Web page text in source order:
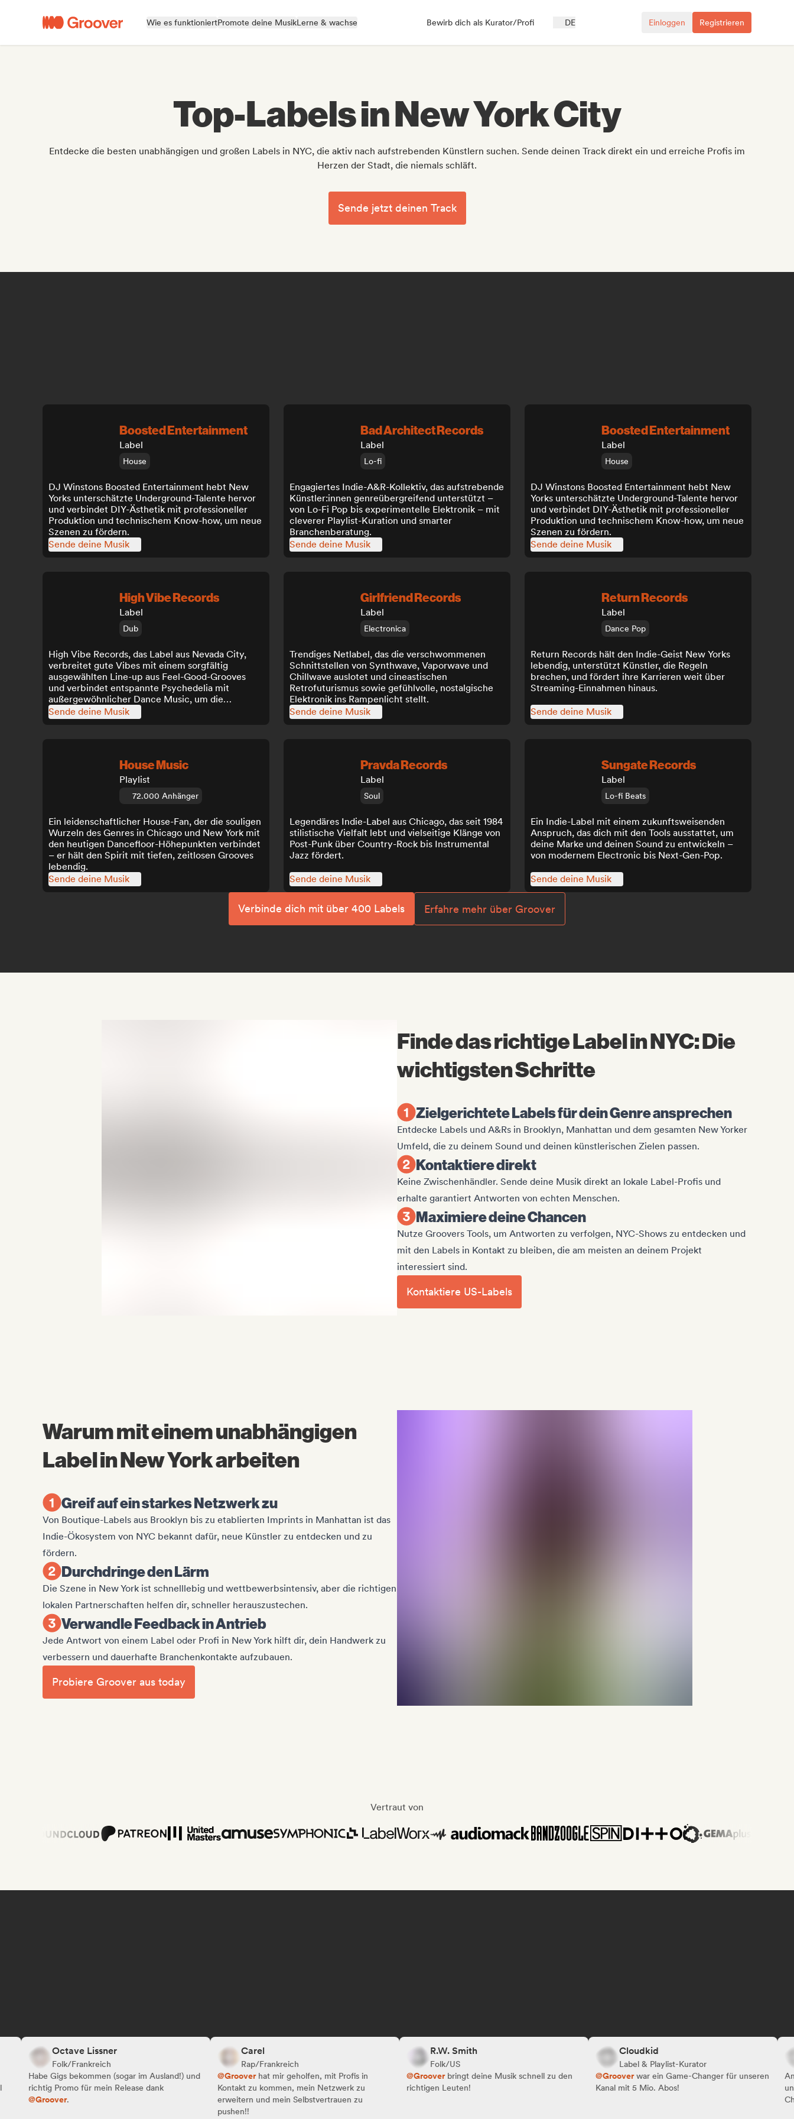
Wie es funktioniertPromote deine MusikLerne & wachse Bewirb dich als Kurator/Profi DE Einloggen Registrieren
Top-Labels in New York City
Entdecke die besten unabhängigen und großen Labels in NYC, die aktiv nach aufstrebenden Künstlern suchen. Sende deinen Track direkt ein und erreiche Profis im
Herzen der Stadt, die niemals schläft.
Sende jetzt deinen Track
Boosted Entertainment
Label
House
DJ Winstons Boosted Entertainment hebt New
Yorks unterschätzte Underground-Talente hervor
und verbindet DIY-Ästhetik mit professioneller
Produktion und technischem Know-how, um neue
Szenen zu fördern.
Sende deine Musik
Bad Architect Records
Label
Lo-fi
Engagiertes Indie-A&R-Kollektiv, das aufstrebende
Künstler:innen genreübergreifend unterstützt –
von Lo-Fi Pop bis experimentelle Elektronik – mit
cleverer Playlist-Kuration und smarter
Branchenberatung.
Sende deine Musik
Boosted Entertainment
Label
House
DJ Winstons Boosted Entertainment hebt New
Yorks unterschätzte Underground-Talente hervor
und verbindet DIY-Ästhetik mit professioneller
Produktion und technischem Know-how, um neue
Szenen zu fördern.
Sende deine Musik
High Vibe Records
Label
Dub
High Vibe Records, das Label aus Nevada City,
verbreitet gute Vibes mit einem sorgfältig
ausgewählten Line-up aus Feel-Good-Grooves
und verbindet entspannte Psychedelia mit
außergewöhnlicher Dance Music, um die
Stimmung der Hörer zu heben.
Sende deine Musik
Girlfriend Records
Label
Electronica
Trendiges Netlabel, das die verschwommenen
Schnittstellen von Synthwave, Vaporwave und
Chillwave auslotet und cineastischen
Retrofuturismus sowie gefühlvolle, nostalgische
Elektronik ins Rampenlicht stellt.
Sende deine Musik
Return Records
Label
Dance Pop
Return Records hält den Indie-Geist New Yorks
lebendig, unterstützt Künstler, die Regeln
brechen, und fördert ihre Karrieren weit über
Streaming-Einnahmen hinaus.
Sende deine Musik
House Music
Playlist
72.000 Anhänger
Ein leidenschaftlicher House-Fan, der die souligen
Wurzeln des Genres in Chicago und New York mit
den heutigen Dancefloor-Höhepunkten verbindet
– er hält den Spirit mit tiefen, zeitlosen Grooves
lebendig.
Sende deine Musik
Pravda Records
Label
Soul
Legendäres Indie-Label aus Chicago, das seit 1984
stilistische Vielfalt lebt und vielseitige Klänge von
Post-Punk über Country-Rock bis Instrumental
Jazz fördert.
Sende deine Musik
Sungate Records
Label
Lo-fi Beats
Ein Indie-Label mit einem zukunftsweisenden
Anspruch, das dich mit den Tools ausstattet, um
deine Marke und deinen Sound zu entwickeln –
von modernem Electronic bis Next-Gen-Pop.
Sende deine Musik
Verbinde dich mit über 400 Labels Erfahre mehr über Groover
Finde das richtige Label in NYC: Die
wichtigsten Schritte
Zielgerichtete Labels für dein Genre ansprechen
Entdecke Labels und A&Rs in Brooklyn, Manhattan und dem gesamten New Yorker
Umfeld, die zu deinem Sound und deinen künstlerischen Zielen passen.
Kontaktiere direkt
Keine Zwischenhändler. Sende deine Musik direkt an lokale Label-Profis und
erhalte garantiert Antworten von echten Menschen.
Maximiere deine Chancen
Nutze Groovers Tools, um Antworten zu verfolgen, NYC-Shows zu entdecken und
mit den Labels in Kontakt zu bleiben, die am meisten an deinem Projekt
interessiert sind.
Kontaktiere US-Labels
Warum mit einem unabhängigen
Label in New York arbeiten
Greif auf ein starkes Netzwerk zu
Von Boutique-Labels aus Brooklyn bis zu etablierten Imprints in Manhattan ist das
Indie-Ökosystem von NYC bekannt dafür, neue Künstler zu entdecken und zu
fördern.
Durchdringe den Lärm
Die Szene in New York ist schnelllebig und wettbewerbsintensiv, aber die richtigen
lokalen Partnerschaften helfen dir, schneller herauszustechen.
Verwandle Feedback in Antrieb
Jede Antwort von einem Label oder Profi in New York hilft dir, dein Handwerk zu
verbessern und dauerhafte Branchenkontakte aufzubauen.
Probiere Groover aus today
Vertraut von
Octave Lissner
Folk/Frankreich
Habe Gigs bekommen (sogar im Ausland!) und
richtig Promo für mein Release dank
@Groover.
Carel
Rap/Frankreich
@Grooverhat mir geholfen, mit Profis in
Kontakt zu kommen, mein Netzwerk zu
erweitern und mein Selbstvertrauen zu
pushen!!
R.W. Smith
Folk/US
@Grooverbringt deine Musik schnell zu den
richtigen Leuten!
Cloudkid
Label & Playlist-Kurator
@Grooverwar ein Game-Changer für unseren
Kanal mit 5 Mio. Abos!
Am 2.
und